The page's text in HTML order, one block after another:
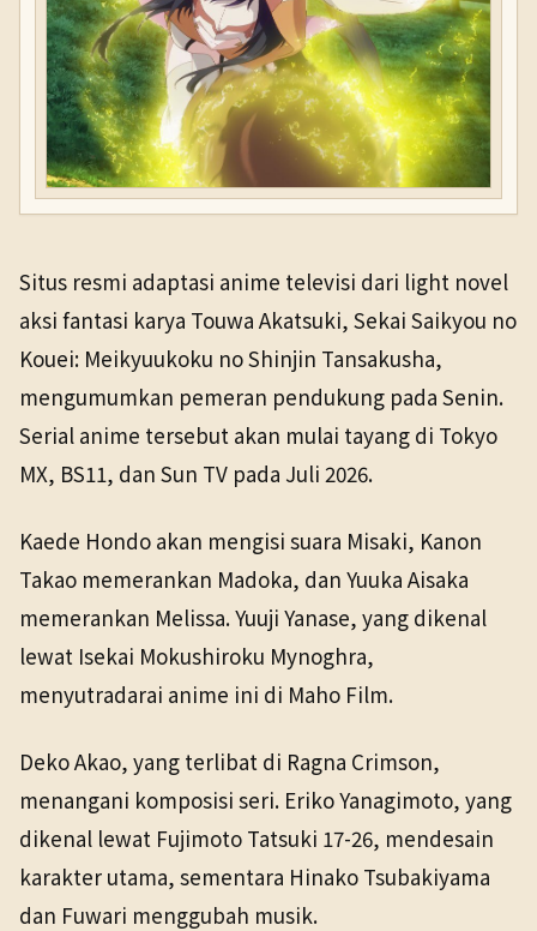
Situs resmi adaptasi anime televisi dari light novel
aksi fantasi karya Touwa Akatsuki, Sekai Saikyou no
Kouei: Meikyuukoku no Shinjin Tansakusha,
mengumumkan pemeran pendukung pada Senin.
Serial anime tersebut akan mulai tayang di Tokyo
MX, BS11, dan Sun TV pada Juli 2026.
Kaede Hondo akan mengisi suara Misaki, Kanon
Takao memerankan Madoka, dan Yuuka Aisaka
memerankan Melissa. Yuuji Yanase, yang dikenal
lewat Isekai Mokushiroku Mynoghra,
menyutradarai anime ini di Maho Film.
Deko Akao, yang terlibat di Ragna Crimson,
menangani komposisi seri. Eriko Yanagimoto, yang
dikenal lewat Fujimoto Tatsuki 17-26, mendesain
karakter utama, sementara Hinako Tsubakiyama
dan Fuwari menggubah musik.